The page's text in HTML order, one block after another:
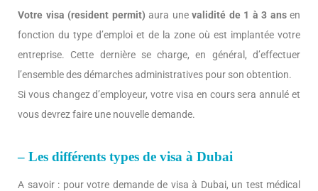
Votre visa (resident permit) aura une validité de 1 à 3 ansen
fonction du type d’emploi et de la zone où est implantée votre
entreprise. Cette dernière se charge, en général, d’effectuer
l’ensemble des démarches administratives pour son obtention.
Si vous changez d’employeur, votre visa en cours sera annulé et
vous devrez faire une nouvelle demande.
– Les différents types de visa à Dubai
A savoir : pour votre demande de visa à Dubai, un test médical